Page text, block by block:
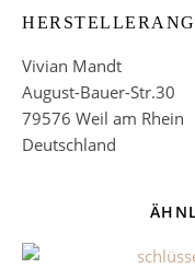
Vivian Mandt
August-Bauer-Str.30
79576 Weil am Rhein
Deutschland